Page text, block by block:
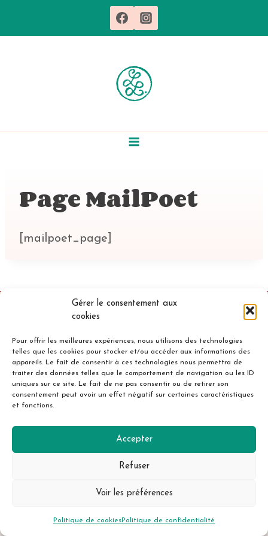
Gérer le consentement aux
cookies
Pour offrir les meilleures expériences, nous utilisons des technologies
telles que les cookies pour stocker et/ou accéder aux informations des
appareils. Le fait de consentir à ces technologies nous permettra de
traiter des données telles que le comportement de navigation ou les ID
uniques sur ce site. Le fait de ne pas consentir ou de retirer son
consentement peut avoir un effet négatif sur certaines caractéristiques
et fonctions.
Accepter
Refuser
Voir les préférences
Politique de cookiesPolitique de confidentialité
Page MailPoet
[mailpoet_page]
Accueil
Mentions légales
Contact
© 2026 Au Cochon Dingue